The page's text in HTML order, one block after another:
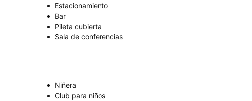
Estacionamiento
Bar
Pileta cubierta
Sala de conferencias
Niñera
Club para niños